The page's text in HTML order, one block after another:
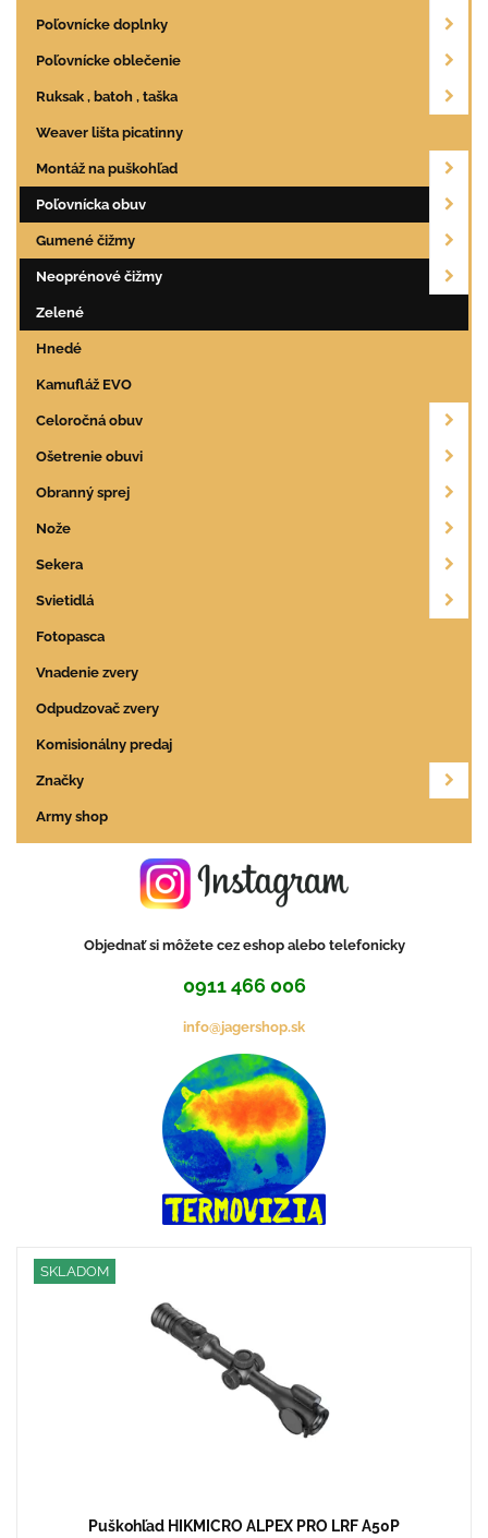
Poľovnícke doplnky
Poľovnícke oblečenie
Ruksak , batoh , taška
Weaver lišta picatinny
Montáž na puškohľad
Poľovnícka obuv
Gumené čižmy
Neoprénové čižmy
Zelené
Hnedé
Kamufláž EVO
Celoročná obuv
Ošetrenie obuvi
Obranný sprej
Nože
Sekera
Svietidlá
Fotopasca
Vnadenie zvery
Odpudzovač zvery
Komisionálny predaj
Značky
Army shop
Objednať si môžete cez eshop alebo telefonicky
0911 466 006
info@jagershop.sk
SKLADOM
Puškohľad HIKMICRO ALPEX PRO LRF A50P